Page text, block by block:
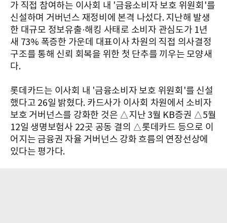
가 직접 참여하는 이사회 내 '금융소비자 보호 위원회'를
신설하며 거버넌스 재정비에 본격 나섰다. 지난해 발생
한 대규모 정보유출·해킹 사태로 소비자 관심도가 1년
새 73% 폭증한 가운데 대표이사 차원의 직접 의사결정
구조를 통해 신뢰 회복을 위한 첫 단추를 끼우는 모양새
다.
롯데카드는 이사회 내 '금융소비자 보호 위원회'를 신설
했다고 26일 밝혔다. 카드사가 이사회 차원에서 소비자
보호 거버넌스를 강화한 것은 △지난 3월 KB증권 △5월
12일 생명보험사 22곳 공동 결의 △롯데카드 등으로 이
어지는 금융권 자율 거버넌스 강화 흐름의 연장선상에
있다는 평가다.